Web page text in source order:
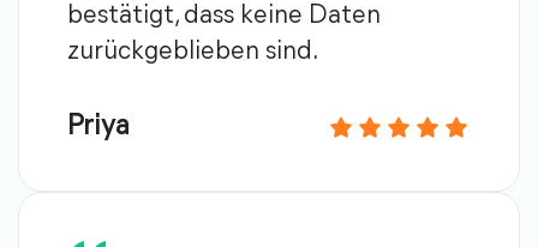
bestätigt, dass keine Daten
zurückgeblieben sind.
Priya